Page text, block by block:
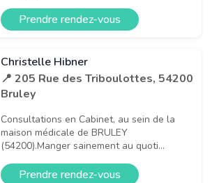
Prendre rendez-vous
Christelle Hibner
📍 205 Rue des Triboulottes, 54200
Bruley
Consultations en Cabinet, au sein de la
maison médicale de BRULEY
(54200).Manger sainement au quoti...
Prendre rendez-vous